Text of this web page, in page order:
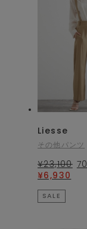
Liesse
その他パンツ
¥23,100 70
¥6,930
SALE